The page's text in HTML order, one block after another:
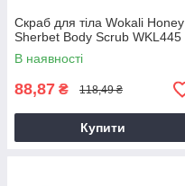
Скраб для тіла Wokali Honey
Sherbet Body Scrub WKL445
В наявності
88,87 ₴ 118,49 ₴
Купити